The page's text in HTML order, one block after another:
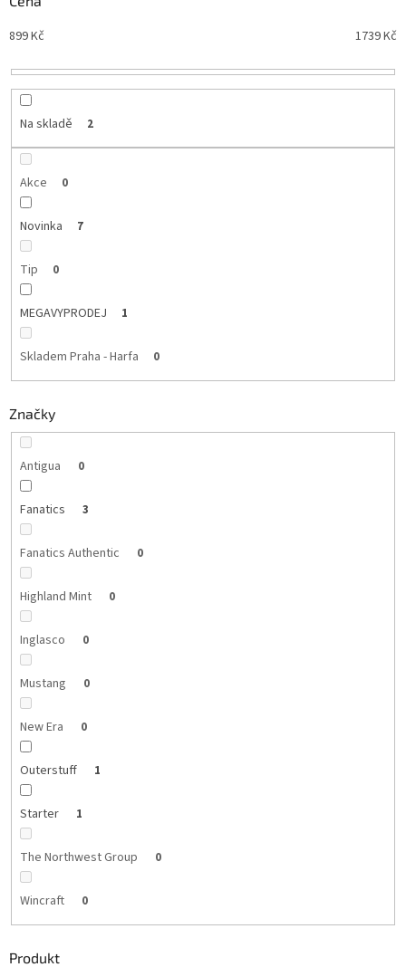
í
r
Abecedně
899Kč 1739Kč
Na skladě 2
Akce 0
Novinka 7
Tip 0
MEGAVYPRODEJ 1
Skladem Praha - Harfa 0
Značky
Antigua 0
Fanatics 3
Fanatics Authentic 0
Highland Mint 0
Inglasco 0
Mustang 0
New Era 0
Outerstuff 1
Starter 1
The Northwest Group 0
Wincraft 0
Produkt